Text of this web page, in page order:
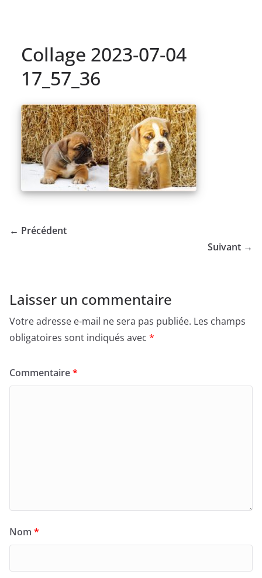
Collage 2023-07-04
17_57_36
← Précédent
Suivant →
Laisser un commentaire
Votre adresse e-mail ne sera pas publiée. Les champs
obligatoires sont indiqués avec *
Commentaire*
Nom *